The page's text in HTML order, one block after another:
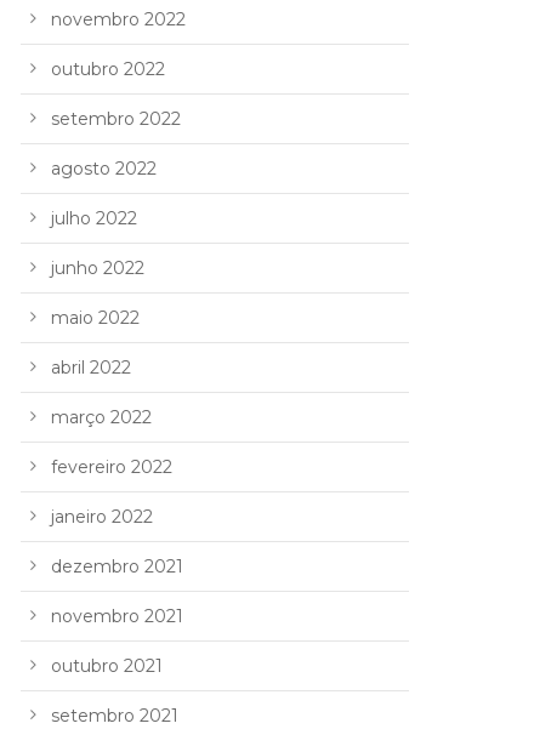
novembro 2022
outubro 2022
setembro 2022
agosto 2022
julho 2022
junho 2022
maio 2022
abril 2022
março 2022
fevereiro 2022
janeiro 2022
dezembro 2021
novembro 2021
outubro 2021
setembro 2021